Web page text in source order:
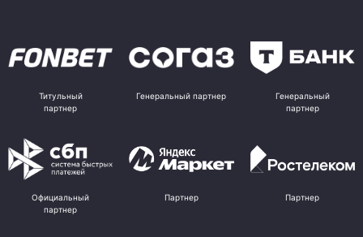
Титульный
партнер
Генеральный партнер
Генеральный
партнер
Официальный
партнер
Партнер Партнер